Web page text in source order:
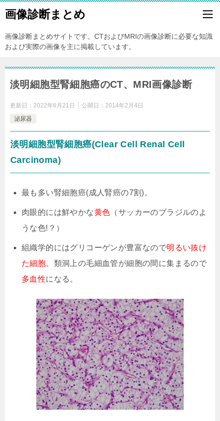
画像診断まとめ
画像診断まとめサイトです。CTおよびMRIの画像診断に必要な知識
および実際の画像を主に掲載しています。
淡明細胞型腎細胞癌のCT、MRI画像診断
更新日： 2022年6月21日 公開日： 2014年2月4日
泌尿器
淡明細胞型腎細胞癌(Clear Cell Renal Cell
Carcinoma)
最も多い腎細胞癌(成人腎癌の7割)。
肉眼的には鮮やかな黄色 （サッカーのブラジルのよ
うな色!？）
組織学的にはグリコーゲンが豊富なので明るい抜け
た細胞。類洞上の毛細血管が細胞の間に集まるので
多血性になる。